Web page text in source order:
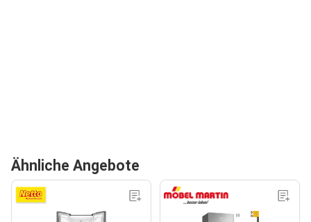
Ähnliche Angebote